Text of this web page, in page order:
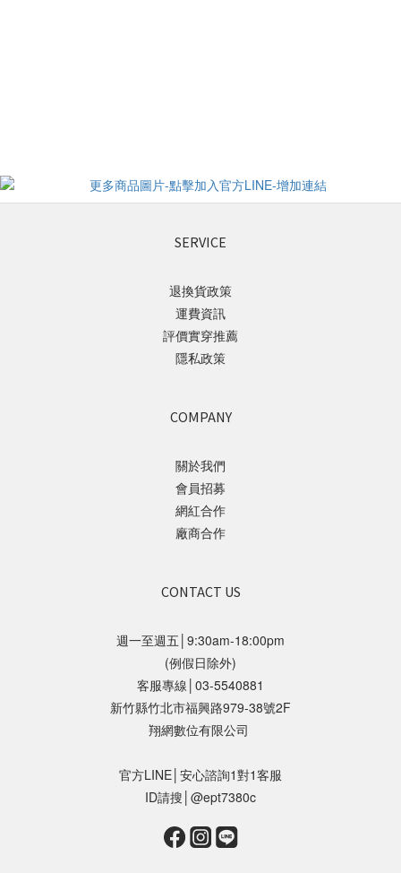
SERVICE
退換貨政策
運費資訊
評價實穿推薦
隱私政策
COMPANY
關於我們
會員招募
網紅合作
廠商合作
CONTACT US
週一至週五│9:30am-18:00pm
(例假日除外)
客服專線│03-5540881
新竹縣竹北市福興路979-38號2F
翔網數位有限公司
官方LINE│安心諮詢1對1客服
ID請搜│@ept7380c